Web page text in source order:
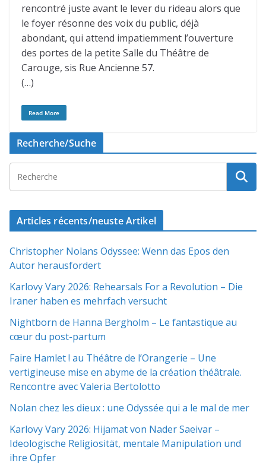
rencontré juste avant le lever du rideau alors que
le foyer résonne des voix du public, déjà
abondant, qui attend impatiemment l’ouverture
des portes de la petite Salle du Théâtre de
Carouge, sis Rue Ancienne 57.
(…)
Read More
Recherche/Suche
Articles récents/neuste Artikel
Christopher Nolans Odyssee: Wenn das Epos den
Autor herausfordert
Karlovy Vary 2026: Rehearsals For a Revolution – Die
Iraner haben es mehrfach versucht
Nightborn de Hanna Bergholm – Le fantastique au
cœur du post-partum
Faire Hamlet ! au Théâtre de l’Orangerie – Une
vertigineuse mise en abyme de la création théâtrale.
Rencontre avec Valeria Bertolotto
Nolan chez les dieux : une Odyssée qui a le mal de mer
Karlovy Vary 2026: Hijamat von Nader Saeivar​​ –
Ideologische Religiosität, mentale Manipulation und
ihre Opfer